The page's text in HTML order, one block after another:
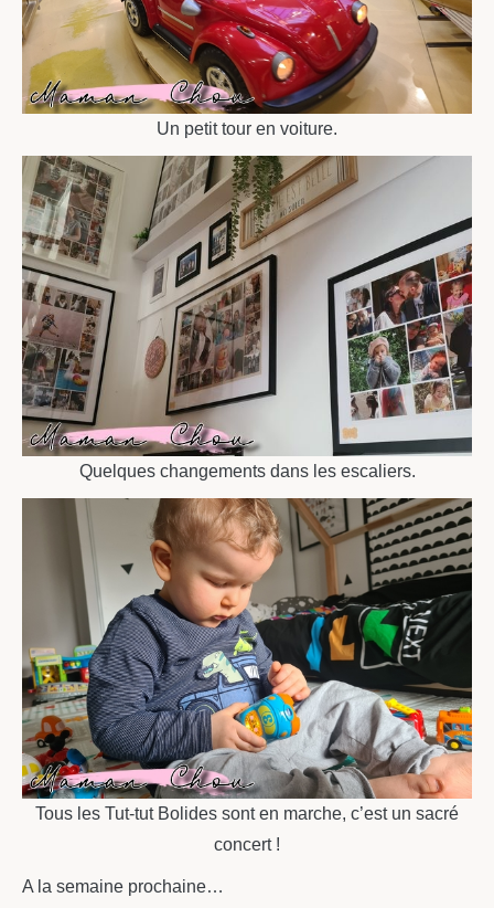
Un petit tour en voiture.
Quelques changements dans les escaliers.
Tous les Tut-tut Bolides sont en marche, c’est un sacré
concert !
A la semaine prochaine…